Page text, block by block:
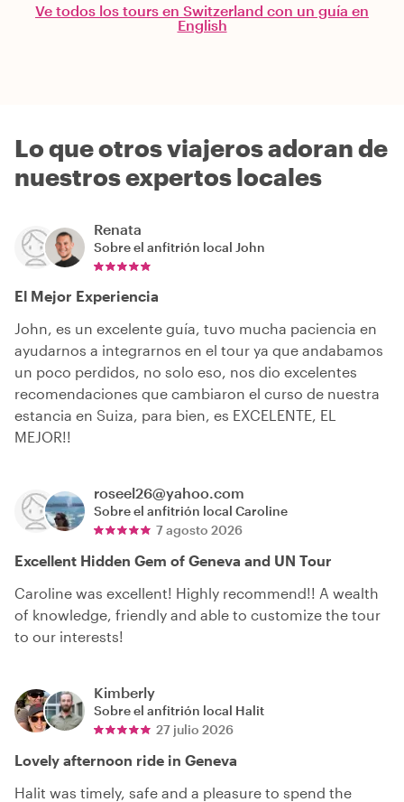
Ve todos los tours en Switzerland con un guía en
English
Lo que otros viajeros adoran de
nuestros expertos locales
Renata
Sobre el anfitrión local John
El Mejor Experiencia
John, es un excelente guía, tuvo mucha paciencia en
ayudarnos a integrarnos en el tour ya que andabamos
un poco perdidos, no solo eso, nos dio excelentes
recomendaciones que cambiaron el curso de nuestra
estancia en Suiza, para bien, es EXCELENTE, EL
MEJOR!!
roseel26@yahoo.com
Sobre el anfitrión local Caroline
7 agosto 2026
Excellent Hidden Gem of Geneva and UN Tour
Caroline was excellent! Highly recommend!! A wealth
of knowledge, friendly and able to customize the tour
to our interests!
Kimberly
Sobre el anfitrión local Halit
27 julio 2026
Lovely afternoon ride in Geneva
Halit was timely, safe and a pleasure to spend the